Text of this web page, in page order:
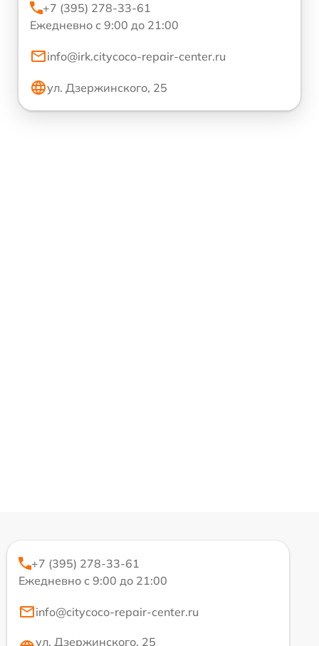
+7 (395) 278-33-61
Ежедневно с 9:00 до 21:00
info@irk.citycoco-repair-center.ru
ул. Дзержинского, 25
+7 (395) 278-33-61
Ежедневно с 9:00 до 21:00
info@citycoco-repair-center.ru
ул. Дзержинского, 25